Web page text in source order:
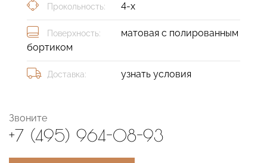
Прокольность: 4-х
Поверхность:
матовая с полированным
бортиком
Доставка: узнать условия
Звоните
+7 (495) 964-08-93